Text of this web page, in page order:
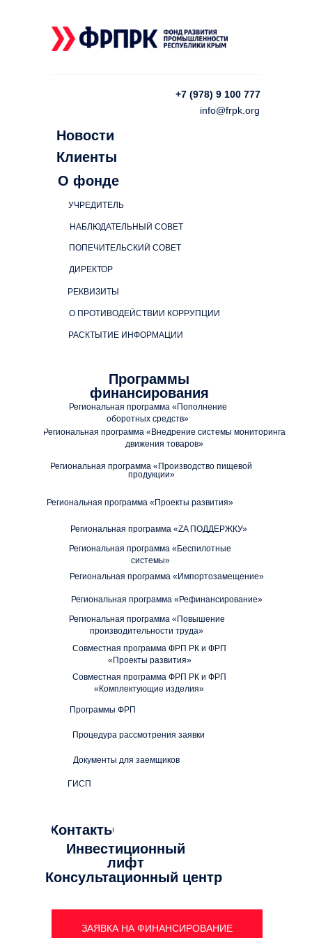
+7 (978) 9 100 777
Новости
НАБЛЮДАТЕЛЬНЫЙ СОВЕТ
РЕКВИЗИТЫ
О ПРОТИВОДЕЙСТВИИ КОРРУПЦИИ
Программы
финансирования
Региональная программа «Внедрение системы мониторинга
движения товаров»
Региональная программа «Проекты развития»
Процедура рассмотрения заявки
Документы для заемщиков
О фонде
Контакты
ДИРЕКТОР
ЗАЯВКА НА ФИНАНСИРОВАНИЕ
РАСКТЫТИЕ ИНФОРМАЦИИ
ПОПЕЧИТЕЛЬСКИЙ СОВЕТ
ГИСП
УЧРЕДИТЕЛЬ
Клиенты
Региональная программа «Пополнение
оборотных средств»
info@frpk.org
Программы ФРП
Инвестиционный
лифт
Региональная программа «Производство пищевой
продукции»
Совместная программа ФРП РК и ФРП
«Проекты развития»
Совместная программа ФРП РК и ФРП
«Комплектующие изделия»
Консультационный центр
Региональная программа «ZA ПОДДЕРЖКУ»
Региональная программа «Беспилотные
системы»
Региональная программа «Импортозамещение»
Региональная программа «Повышение
производительности труда»
Региональная программа «Рефинансирование»